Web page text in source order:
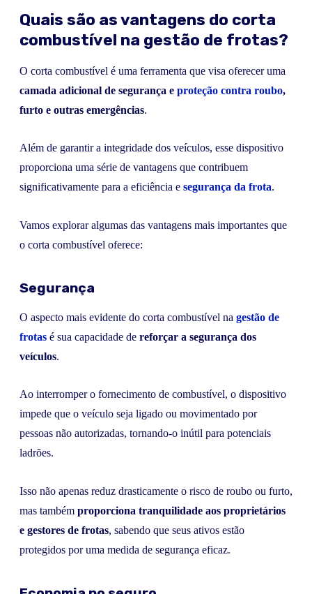
Quais são as vantagens do corta
combustível na gestão de frotas?
O corta combustível é uma ferramenta que visa oferecer uma
camada adicional de segurança e proteção contra roubo,
furto e outras emergências.
Além de garantir a integridade dos veículos, esse dispositivo
proporciona uma série de vantagens que contribuem
significativamente para a eficiência e segurança da frota.
Vamos explorar algumas das vantagens mais importantes que
o corta combustível oferece:
Segurança
O aspecto mais evidente do corta combustível na gestão de
frotas é sua capacidade de reforçar a segurança dos
veículos.
Ao interromper o fornecimento de combustível, o dispositivo
impede que o veículo seja ligado ou movimentado por
pessoas não autorizadas, tornando-o inútil para potenciais
ladrões.
Isso não apenas reduz drasticamente o risco de roubo ou furto,
mas também proporciona tranquilidade aos proprietários
e gestores de frotas, sabendo que seus ativos estão
protegidos por uma medida de segurança eficaz.